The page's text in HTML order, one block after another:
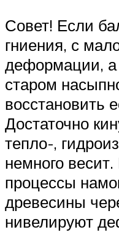
Совет! Если
гниения, с
деформации, а
старом
восстановить
Достаточно
тепло-,
немного
процессы
древесины
нивелируют